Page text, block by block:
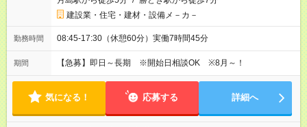
建設業・住宅・建材・設備メ－カ－
勤務時間 08:45-17:30（休憩60分）実働7時間45分
期間 【急募】即日～長期 ※開始日相談OK ※8月～！
気になる！ 応募する 詳細へ